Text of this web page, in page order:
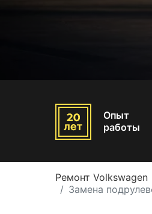
Опыт
работы
Ремонт Volkswagen
Замена